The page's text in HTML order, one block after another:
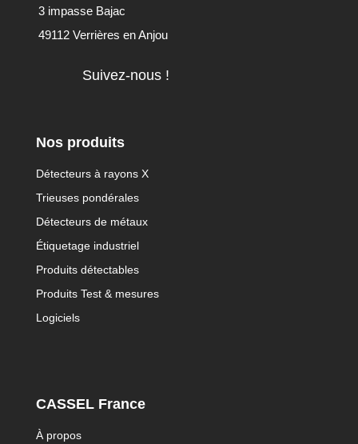
3 impasse Bajac
49112 Verrières en Anjou
Suivez-nous !
Nos produits
Détecteurs à rayons X
Trieuses pondérales
Détecteurs de métaux
Étiquetage industriel
Produits détectables
Produits Test & mesures
Logiciels
CASSEL France
À propos